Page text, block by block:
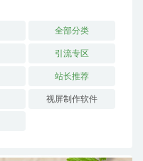
全部分类
引流专区
站长推荐
视屏制作软件